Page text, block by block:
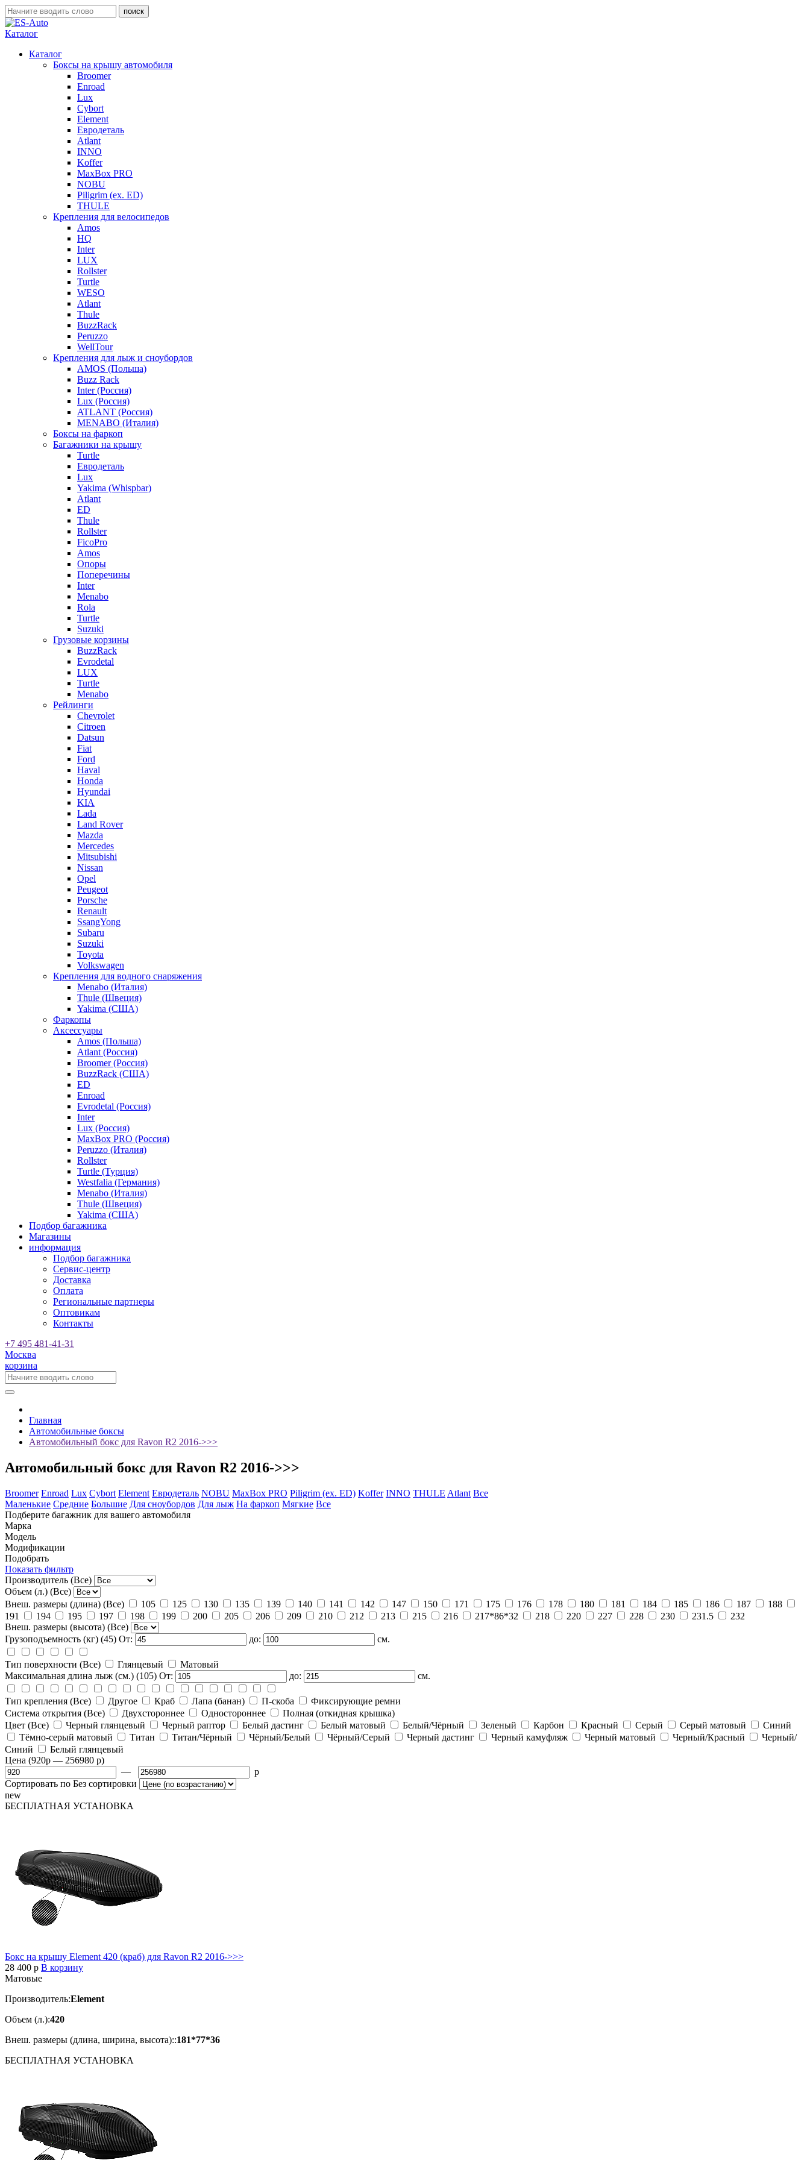
Каталог
Каталог
Боксы на крышу автомобиля
Broomer
Enroad
Lux
Cybort
Element
Евродеталь
Atlant
INNO
Koffer
MaxBox PRO
NOBU
Piligrim (ex. ED)
THULE
Крепления для велосипедов
Amos
HQ
Inter
LUX
Rollster
Turtle
WESO
Atlant
Thule
BuzzRack
Peruzzo
WellTour
Крепления для лыж и сноубордов
AMOS (Польша)
Buzz Rack
Inter (Россия)
Lux (Россия)
ATLANT (Россия)
MENABO (Италия)
Боксы на фаркоп
Багажники на крышу
Turtle
Евродеталь
Lux
Yakima (Whispbar)
Atlant
ED
Thule
Rollster
FicoPro
Amos
Опоры
Поперечины
Inter
Menabo
Rola
Turtle
Suzuki
Грузовые корзины
BuzzRack
Evrodetal
LUX
Turtle
Menabo
Рейлинги
Chevrolet
Citroen
Datsun
Fiat
Ford
Haval
Honda
Hyundai
KIA
Lada
Land Rover
Mazda
Mercedes
Mitsubishi
Nissan
Opel
Peugeot
Porsche
Renault
SsangYong
Subaru
Suzuki
Toyota
Volkswagen
Крепления для водного снаряжения
Menabo (Италия)
Thule (Швеция)
Yakima (США)
Фаркопы
Аксессуары
Amos (Польша)
Atlant (Россия)
Broomer (Россия)
BuzzRack (США)
ED
Enroad
Evrodetal (Россия)
Inter
Lux (Россия)
MaxBox PRO (Россия)
Peruzzo (Италия)
Rollster
Turtle (Турция)
Westfalia (Германия)
Menabo (Италия)
Thule (Швеция)
Yakima (США)
Подбор багажника
Магазины
информация
Подбор багажника
Сервис-центр
Доставка
Оплата
Региональные партнеры
Оптовикам
Контакты
+7 495 481-41-31
Москва
корзина
Главная
Автомобильные боксы
Автомобильный бокс для Ravon R2 2016->>>
Автомобильный бокс для Ravon R2 2016->>>
Broomer Enroad Lux Cybort Element Евродеталь NOBU MaxBox PRO Piligrim (ex. ED) Koffer INNO THULE Atlant Все
Маленькие Средние Большие Для сноубордов Для лыж На фаркоп Мягкие Все
Подберите багажник для вашего автомобиля
Марка
Модель
Модификации
Подобрать
Показать фильтр
Производитель (Все)
Объем (л.) (Все)
Внеш. размеры (длина) (Все) 105 125 130 135 139 140 141 142 147 150 171 175 176 178 180 181 184 185 186 187
188
191
194 195 197 198 199 200 205 206 209 210 212 213 215 216 217*86*32 218 220 227 228 230 231.5
232
Внеш. размеры (высота) (Все)
Грузоподъемность (кг) (45) От: до: см.
Тип поверхности (Все) Глянцевый
Матовый
Максимальная длина лыж (см.) (105) От: до: см.
Тип крепления (Все) Другое Краб Лапа (банан) П-скоба
Фиксирующие ремни
Система открытия (Все) Двухстороннее Одностороннее
Полная (откидная крышка)
Цвет (Все) Черный глянцевый Черный раптор Белый дастинг Белый матовый Белый/Чёрный Зеленый Карбон Красный Серый Серый матовый
Синий
Тёмно-серый матовый
Титан Титан/Чёрный Чёрный/Белый Чёрный/Серый Черный дастинг Черный камуфляж Черный матовый Черный/Красный
Черный/
Синий
Белый глянцевый
Цена (920p — 256980 p)
—
p
Сортировать по Без сортировки
new
БЕСПЛАТНАЯ УСТАНОВКА
Бокс на крышу Element 420 (краб) для Ravon R2 2016->>>
28 400 p В корзину
Матовые
Производитель:Element
Объем (л.):420
Внеш. размеры (длина, ширина, высота)::181*77*36
БЕСПЛАТНАЯ УСТАНОВКА